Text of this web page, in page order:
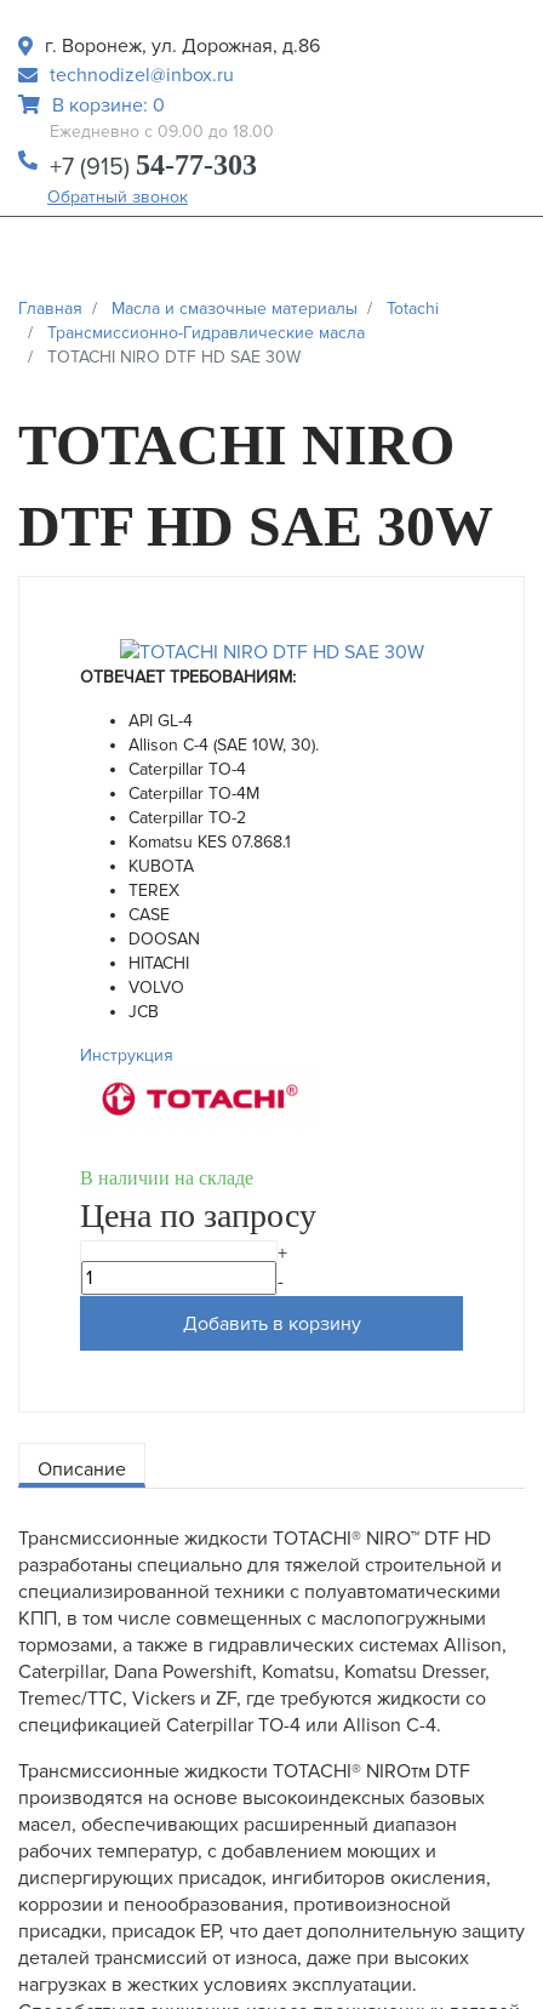
г. Воронеж, ул. Дорожная, д.86
technodizel@inbox.ru
В корзине: 0
Ежедневно с 09.00 до 18.00
+7 (915) 54-77-303
Обратный звонок
Главная Масла и смазочные материалы
Totachi
Трансмиссионно-Гидравлические масла
TOTACHI NIRO DTF HD SAE 30W
TOTACHI NIRO
DTF HD SAE 30W
ОТВЕЧАЕТ ТРЕБОВАНИЯМ:
API GL-4
Allison C-4 (SAE 10W, 30).
Caterpillar TO-4
Caterpillar TO-4M
Caterpillar TO-2
Komatsu KES 07.868.1
KUBOTA
TEREX
CASE
DOOSAN
HITACHI
VOLVO
JCB
Инструкция
В наличии на складе
Цена по запросу
+
-
Добавить в корзину
Описание
Трансмиссионные жидкости TOTACHI® NIRO™ DTF HD
разработаны специально для тяжелой строительной и
специализированной техники с полуавтоматическими
КПП, в том числе совмещенных с маслопогружными
тормозами, а также в гидравлических системах Allison,
Caterpillar, Dana Powershift, Komatsu, Komatsu Dresser,
Tremec/TTC, Vickers и ZF, где требуются жидкости со
спецификацией Caterpillar TO-4 или Allison C-4.
Трансмиссионные жидкости TOTACHI® NIROтм DTF
производятся на основе высокоиндексных базовых
масел, обеспечивающих расширенный диапазон
рабочих температур, с добавлением моющих и
диспергирующих присадок, ингибиторов окисления,
коррозии и пенообразования, противоизносной
присадки, присадок EP, что дает дополнительную защиту
деталей трансмиссий от износа, даже при высоких
нагрузках в жестких условиях эксплуатации.